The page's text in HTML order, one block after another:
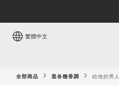
繁體中文
全部商品 逛各種香調 給他的男